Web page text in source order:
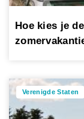
Hoe kies je
Verenigde Staten